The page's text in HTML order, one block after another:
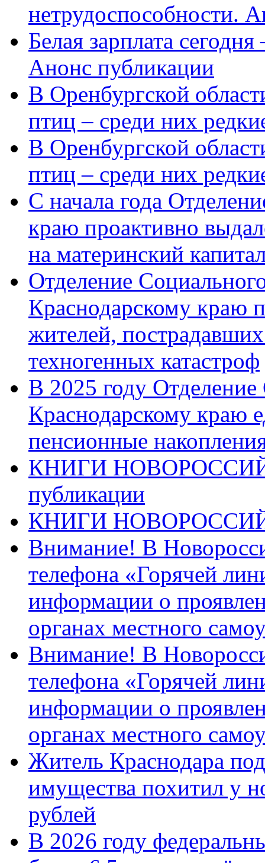
нетрудоспособности.
Белая зарплата
Анонс публикации
В Оренбургской
птиц – среди них
В Оренбургской
птиц – среди них
С начала года
краю проактивно
на материнский
Отделение
Краснодарскому краю
жителей,
техногенных катастроф
В 2025 году
Краснодарскому краю
пенсионные
КНИГИ
публикации
КНИГИ
Внимание! В
телефона «Горячей
информации о
органах местного
Внимание! В
телефона «Горячей
информации о
органах местного
Житель Краснодара
имущества похитил у
рублей
В 2026 году